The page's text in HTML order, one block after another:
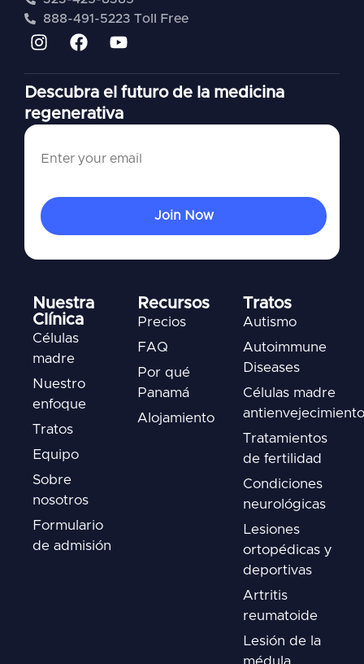
888-491-5223 Toll Free
Descubra el futuro de la medicina
regenerativa
Nuestra
Clínica
Células
madre
Nuestro
enfoque
Tratos
Equipo
Sobre
nosotros
Formulario
de admisión
Recursos
Precios
FAQ
Por qué
Panamá
Alojamiento
Tratos
Autismo
Autoimmune
Diseases
Células madre
antienvejecimiento
Tratamientos
de fertilidad
Condiciones
neurológicas
Lesiones
ortopédicas y
deportivas
Artritis
reumatoide
Lesión de la